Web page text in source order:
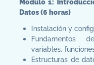
Módulo 1:
Datos (6 horas)
Instalación y
Fundamentos
variables,
Estructuras de